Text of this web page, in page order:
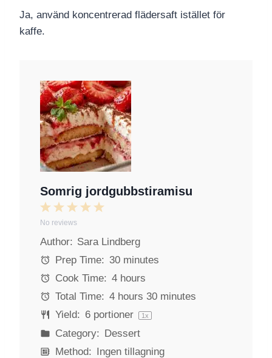
Ja, använd koncentrerad flädersaft istället för
kaffe.
Somrig jordgubbstiramisu
5
t
a
r
4
t
a
r
s
3
t
a
r
s
2
S
t
a
r
s
1
S
t
a
No reviews
Author: Sara Lindberg
Prep Time: 30 minutes
Cook Time: 4 hours
Total Time: 4 hours 30 minutes
Yield: 6portioner 1x
Category: Dessert
Method: Ingen tillagning